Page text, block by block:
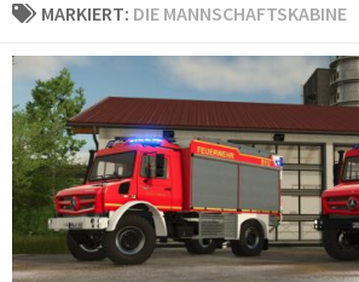
MARKIERT: DIE MANNSCHAFTSKABINE